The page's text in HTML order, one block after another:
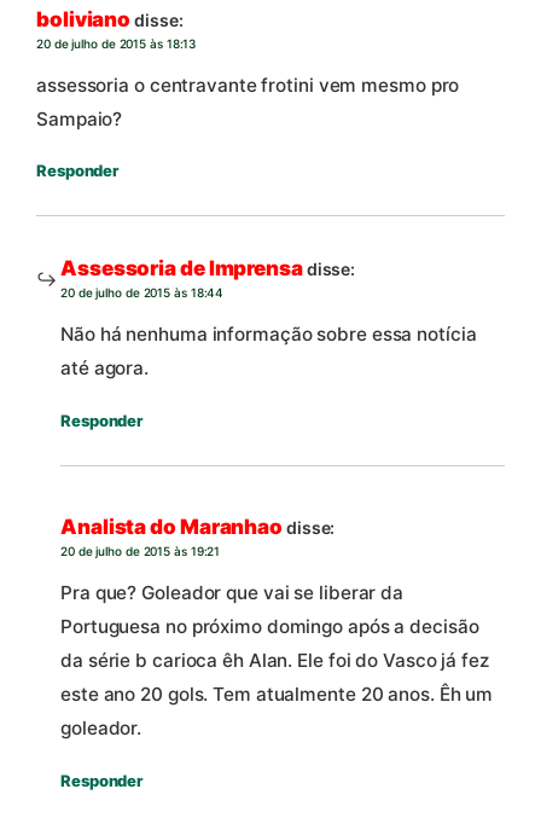
boliviano disse:
20 de julho de 2015 às 18:13
assessoria o centravante frotini vem mesmo pro
Sampaio?
Responder
Assessoria de Imprensadisse:
20 de julho de 2015 às 18:44
Não há nenhuma informação sobre essa notícia
até agora.
Responder
Analista do Maranhao disse:
20 de julho de 2015 às 19:21
Pra que? Goleador que vai se liberar da
Portuguesa no próximo domingo após a decisão
da série b carioca êh Alan. Ele foi do Vasco já fez
este ano 20 gols. Tem atualmente 20 anos. Êh um
goleador.
Responder